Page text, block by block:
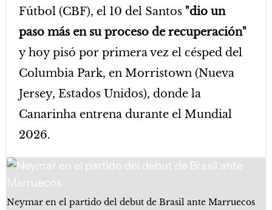
Fútbol (CBF), el 10 del Santos "dio un
paso más en su proceso de recuperación"
y hoy pisó por primera vez el césped del
Columbia Park, en Morristown (Nueva
Jersey, Estados Unidos), donde la
Canarinha entrena durante el Mundial
2026.
Neymar en el partido del debut de Brasil ante Marruecos